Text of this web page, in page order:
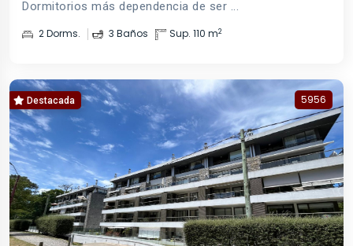
Dormitorios más dependencia de ser ...
2 Dorms. 3 Baños Sup. 110 m2
Destacada 5956